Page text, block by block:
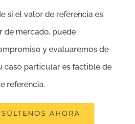
si el valor de referencia es
de mercado, puede
y evaluaremos de
caso particular es factible de
referencia.
AHORA